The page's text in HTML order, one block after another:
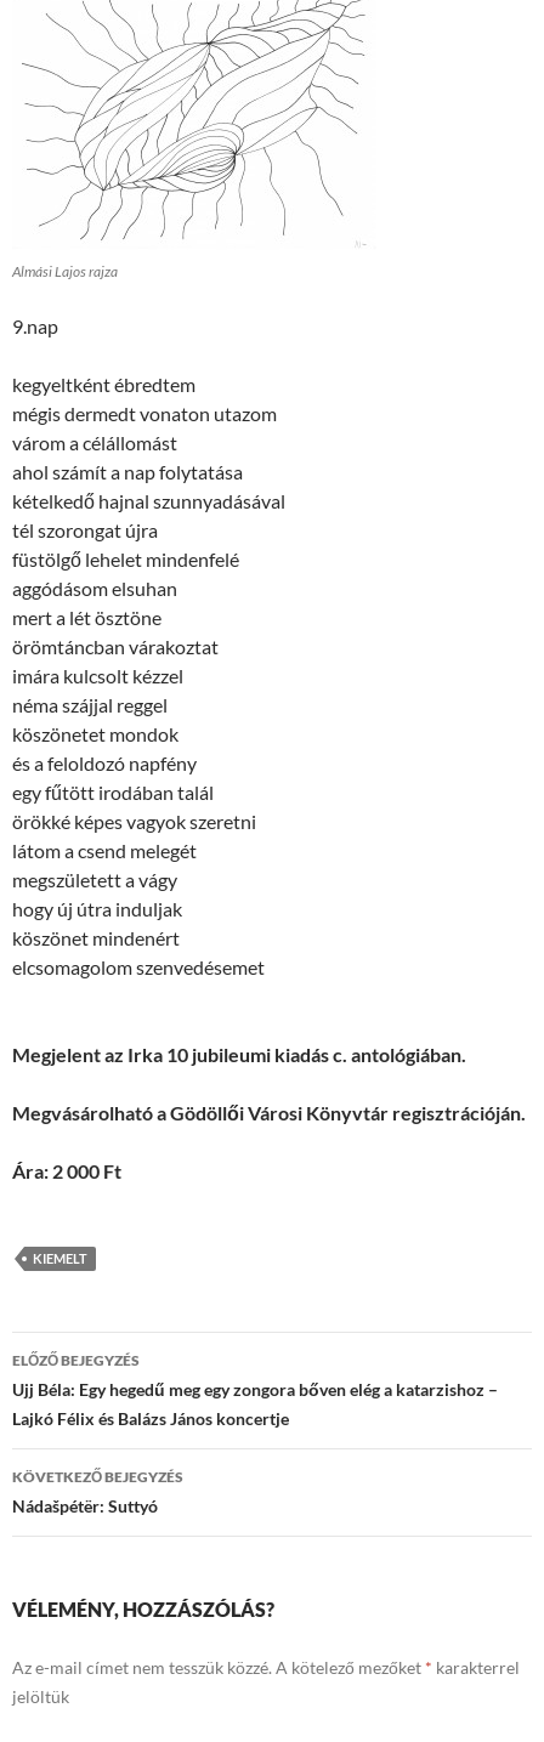
Almási Lajos rajza
9.nap
kegyeltként ébredtem
mégis dermedt vonaton utazom
várom a célállomást
ahol számít a nap folytatása
kételkedő hajnal szunnyadásával
tél szorongat újra
füstölgő lehelet mindenfelé
aggódásom elsuhan
mert a lét ösztöne
örömtáncban várakoztat
imára kulcsolt kézzel
néma szájjal reggel
köszönetet mondok
és a feloldozó napfény
egy fűtött irodában talál
örökké képes vagyok szeretni
látom a csend melegét
megszületett a vágy
hogy új útra induljak
köszönet mindenért
elcsomagolom szenvedésemet
Megjelent az Irka 10 jubileumi kiadás c. antológiában.
Megvásárolható a Gödöllői Városi Könyvtár regisztrációján.
Ára: 2 000 Ft
KIEMELT
Bejegyzések
navigációja
ELŐZŐ BEJEGYZÉS
Ujj Béla: Egy hegedű meg egy zongora bőven elég a katarzishoz –
Lajkó Félix és Balázs János koncertje
KÖVETKEZŐ BEJEGYZÉS
Nádašpétër: Suttyó
VÉLEMÉNY, HOZZÁSZÓLÁS?
Az e-mail címet nem tesszük közzé. A kötelező mezőket * karakterrel
jelöltük